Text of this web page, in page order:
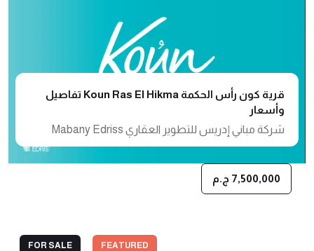
7,500,000 ج.م
قرية كون رأس الحكمة Koun Ras El Hikma تفاصيل
وأسعار
شركة مباني إدريس للتطوير العقاري Mabany Edriss
FEATURED
FOR SALE